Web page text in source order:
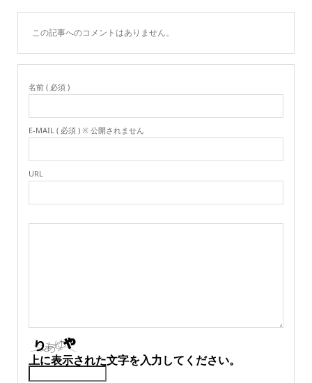
この記事へのコメントはありません。
名前 ( 必須 )
E-MAIL ( 必須 ) ※ 公開されません
URL
上に表示された文字を入力してください。